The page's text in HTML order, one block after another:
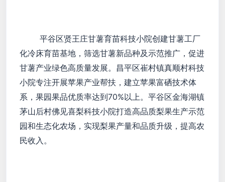
平谷区贤王庄甘薯育苗科技小院创建甘薯工厂
化冷床育苗基地，筛选甘薯新品种及示范推广，促进
甘薯产业绿色高质量发展。昌平区崔村镇真顺村科技
小院专注开展苹果产业帮扶，建立苹果富硒技术体
系，果园果品优质率达到70%以上。平谷区金海湖镇
茅山后村佛见喜梨科技小院打造高品质梨果生产示范
园和生态化农场，实现梨果产量和品质升级，提高农
民收入。